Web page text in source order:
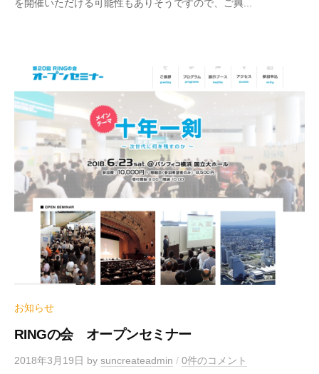
を開催いただける可能性もありそうですので、ご興...
お知らせ
RINGの会 オープンセミナー
2018年3月19日 by suncreateadmin / 0件のコメント